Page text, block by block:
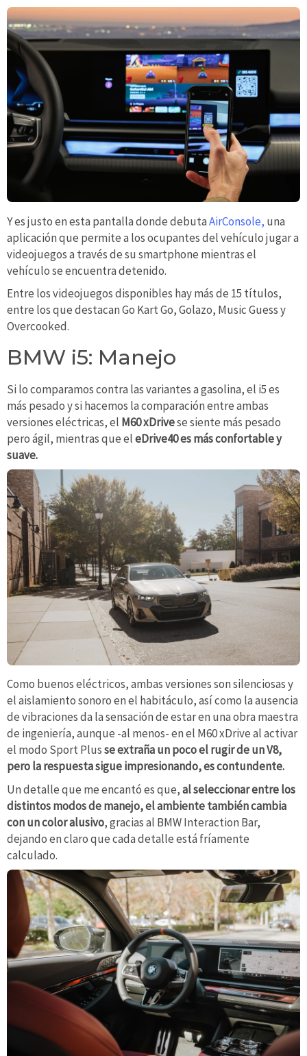
Y es justo en esta pantalla donde debutaAirConsole, una
aplicación que permite a los ocupantes del vehículo jugar a
videojuegos a través de su smartphone mientras el
vehículo se encuentra detenido.
Entre los videojuegos disponibles hay más de 15 títulos,
entre los que destacan Go Kart Go, Golazo, Music Guess y
Overcooked.
BMW i5: Manejo
Si lo comparamos contra las variantes a gasolina, el i5 es
más pesado y si hacemos la comparación entre ambas
versiones eléctricas, el M60 xDrivese siente más pesado
pero ágil, mientras que eleDrive40 es más confortable y
suave.
Como buenos eléctricos, ambas versiones son silenciosas y
el aislamiento sonoro en el habitáculo, así como la ausencia
de vibraciones da la sensación de estar en una obra maestra
de ingeniería, aunque -al menos- en el M60 xDrive al activar
el modo Sport Plusse extraña un poco el rugir de un V8,
pero la respuesta sigue impresionando, es contundente.
Un detalle que me encantó es que,al seleccionar entre los
distintos modos de manejo, el ambiente también cambia
con un color alusivo, gracias al BMW Interaction Bar,
dejando en claro que cada detalle está fríamente
calculado.